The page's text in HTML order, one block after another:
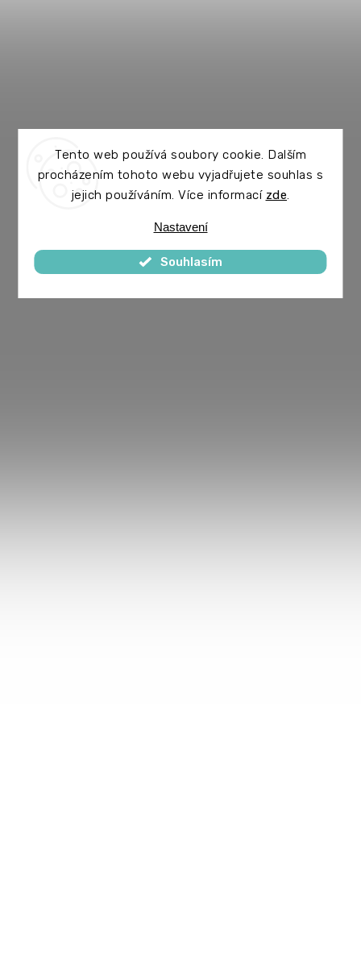
Tento web používá soubory cookie. Dalším
procházením tohoto webu vyjadřujete souhlas s
jejich používáním. Více informací zde
Nastavení
Souhlasím